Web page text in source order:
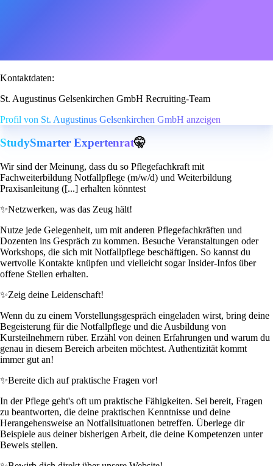
Kontaktdaten:
St. Augustinus Gelsenkirchen GmbH Recruiting-Team
Profil von St. Augustinus Gelsenkirchen GmbH anzeigen
StudySmarter Expertenrat🤫
Wir sind der Meinung, dass du so Pflegefachkraft mit
Fachweiterbildung Notfallpflege (m/w/d) und Weiterbildung
Praxisanleitung ([...] erhalten könntest
✨Netzwerken, was das Zeug hält!
Nutze jede Gelegenheit, um mit anderen Pflegefachkräften und
Dozenten ins Gespräch zu kommen. Besuche Veranstaltungen oder
Workshops, die sich mit Notfallpflege beschäftigen. So kannst du
wertvolle Kontakte knüpfen und vielleicht sogar Insider-Infos über
offene Stellen erhalten.
✨Zeig deine Leidenschaft!
Wenn du zu einem Vorstellungsgespräch eingeladen wirst, bring deine
Begeisterung für die Notfallpflege und die Ausbildung von
Kursteilnehmern rüber. Erzähl von deinen Erfahrungen und warum du
genau in diesem Bereich arbeiten möchtest. Authentizität kommt
immer gut an!
✨Bereite dich auf praktische Fragen vor!
In der Pflege geht's oft um praktische Fähigkeiten. Sei bereit, Fragen
zu beantworten, die deine praktischen Kenntnisse und deine
Herangehensweise an Notfallsituationen betreffen. Überlege dir
Beispiele aus deiner bisherigen Arbeit, die deine Kompetenzen unter
Beweis stellen.